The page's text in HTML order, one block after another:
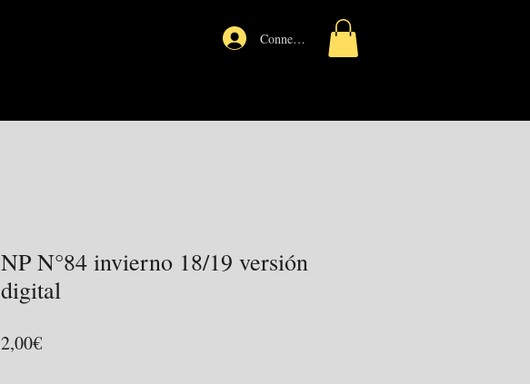
Connexion
NP N°84 invierno 18/19 versión
digital
2,00€Price